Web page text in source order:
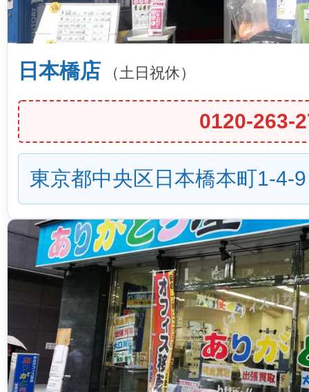
日本橋店 （土日祝休）
0120-263-
東京都中央区日本橋本町1-4-9